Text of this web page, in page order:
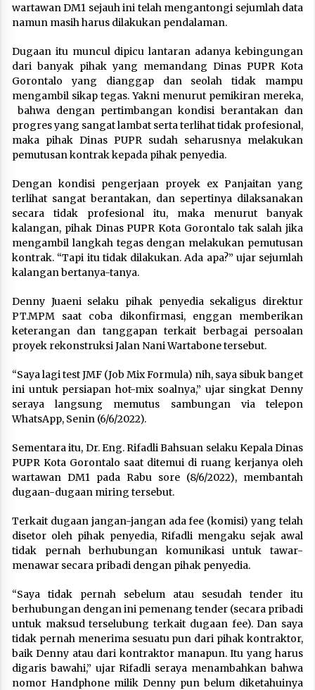
wartawan DM1 sejauh ini telah mengantongi sejumlah data
namun masih harus dilakukan pendalaman.
Dugaan itu muncul dipicu lantaran adanya kebingungan
dari banyak pihak yang memandang Dinas PUPR Kota
Gorontalo yang dianggap dan seolah tidak mampu
mengambil sikap tegas. Yakni menurut pemikiran mereka,
bahwa dengan pertimbangan kondisi berantakan dan
progres yang sangat lambat serta terlihat tidak profesional,
maka pihak Dinas PUPR sudah seharusnya melakukan
pemutusan kontrak kepada pihak penyedia.
Dengan kondisi pengerjaan proyek ex Panjaitan yang
terlihat sangat berantakan, dan sepertinya dilaksanakan
secara tidak profesional itu, maka menurut banyak
kalangan, pihak Dinas PUPR Kota Gorontalo tak salah jika
mengambil langkah tegas dengan melakukan pemutusan
kontrak. “Tapi itu tidak dilakukan. Ada apa?” ujar sejumlah
kalangan bertanya-tanya.
Denny Juaeni selaku pihak penyedia sekaligus direktur
PT.MPM saat coba dikonfirmasi, enggan memberikan
keterangan dan tanggapan terkait berbagai persoalan
proyek rekonstruksi Jalan Nani Wartabone tersebut.
“Saya lagi test JMF (Job Mix Formula) nih, saya sibuk banget
ini untuk persiapan hot-mix soalnya,” ujar singkat Denny
seraya langsung memutus sambungan via telepon
WhatsApp, Senin (6/6/2022).
Sementara itu, Dr. Eng. Rifadli Bahsuan selaku Kepala Dinas
PUPR Kota Gorontalo saat ditemui di ruang kerjanya oleh
wartawan DM1 pada Rabu sore (8/6/2022), membantah
dugaan-dugaan miring tersebut.
Terkait dugaan jangan-jangan ada fee (komisi) yang telah
disetor oleh pihak penyedia, Rifadli mengaku sejak awal
tidak pernah berhubungan komunikasi untuk tawar-
menawar secara pribadi dengan pihak penyedia.
“Saya tidak pernah sebelum atau sesudah tender itu
berhubungan dengan ini pemenang tender (secara pribadi
untuk maksud terselubung terkait dugaan fee). Dan saya
tidak pernah menerima sesuatu pun dari pihak kontraktor,
baik Denny atau dari kontraktor manapun. Itu yang harus
digaris bawahi,” ujar Rifadli seraya menambahkan bahwa
nomor Handphone milik Denny pun belum diketahuinya